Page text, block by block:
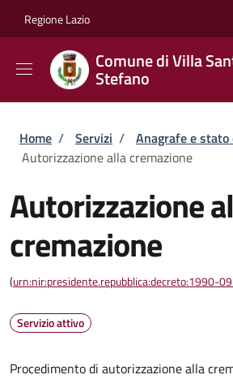
Regione Lazio
Comune di Villa
Stefano
Briciole di pane
Home / Servizi / Anagrafe e stato
Autorizzazione alla cremazione
Autorizzazione
cremazione
(urn:nir:presidente.repubblica:decreto:1990-
Servizio attivo
Procedimento di autorizzazione alla